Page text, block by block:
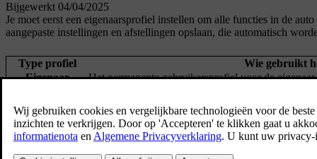
Bijgewerkt 04/04/2025
Je moet eerst een eigenaarsprofiel instellen om alle functies in de
aangepaste instellingen en afstellingen opslaan, die automatisch
Type profiel
Wie gebruikt
Eigenaar
Het permanente gebruikersprofiel voor de
Medebestuurder
Tot vijf aanvullende gebruikersprofielen voor
De eigenaar heeft alle administratieve rechten, terwijl de